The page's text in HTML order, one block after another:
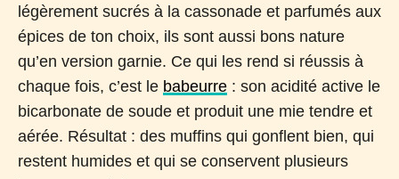
légèrement sucrés à la cassonade et parfumés aux
épices de ton choix, ils sont aussi bons nature
qu’en version garnie. Ce qui les rend si réussis à
chaque fois, c’est le babeurre : son acidité active le
bicarbonate de soude et produit une mie tendre et
aérée. Résultat : des muffins qui gonflent bien, qui
restent humides et qui se conservent plusieurs